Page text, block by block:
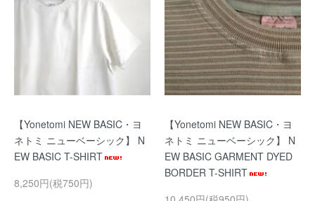
【Yonetomi NEW BASIC・ヨ
ネトミ ニューベーシック】 N
EW BASIC T-SHIRT
8,250円(税750円)
【Yonetomi NEW BASIC・ヨ
ネトミ ニューベーシック】 N
EW BASIC GARMENT DYED
BORDER T-SHIRT